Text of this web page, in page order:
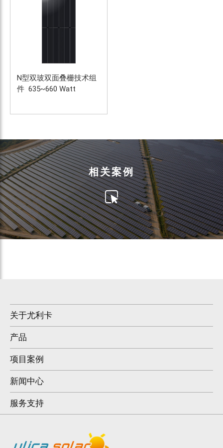
N型双玻双面叠栅技术组
件  635~660 Watt
相关案例
关于尤利卡
产品
项目案例
新闻中心
服务支持